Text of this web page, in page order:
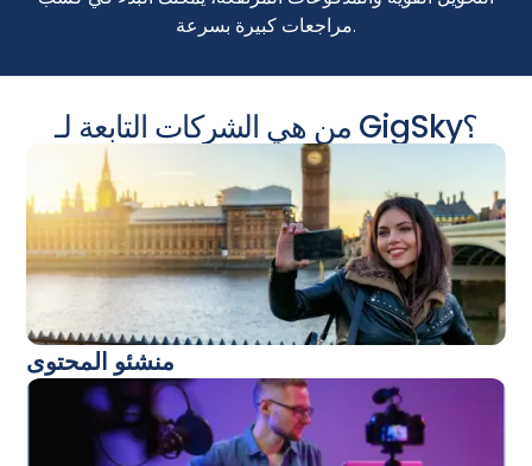
مراجعات كبيرة بسرعة.
من هي الشركات التابعة لـ GigSky؟
منشئو المحتوى